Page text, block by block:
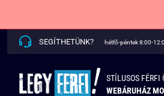
SEGÍTHETÜNK? hétfő-péntek 8:00-
STÍLUSOS FÉRFI
WEBÁRUHÁZ